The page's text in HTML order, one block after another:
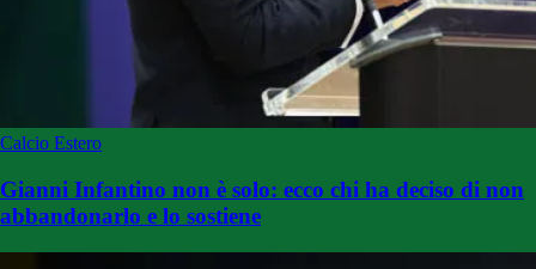
Calcio Estero
Gianni Infantino non è solo: ecco chi ha deciso di non
abbandonarlo e lo sostiene